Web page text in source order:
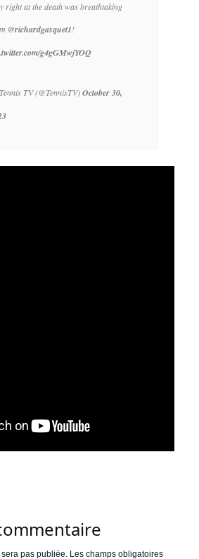
right at the death was breathtaking
@richardgasquet1!
g4gGMwjYOQ
TV (@TennisTV)October 30,
pas publiée. Les champs obligatoires